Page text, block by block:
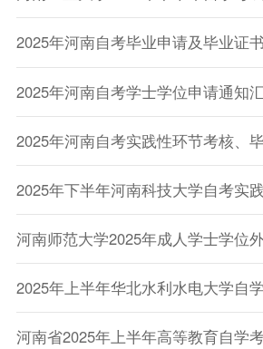
2025年河南自考毕业申请及毕业证
2025年河南自考学士学位申请通知
2025年下半年河南科技大学自考实
河南师范大学2025年成人学士学位
河南省2025年上半年高等教育自学